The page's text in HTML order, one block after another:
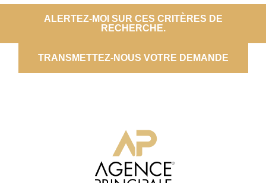
ALERTEZ-MOI SUR CES CRITÈRES DE
RECHERCHE.
TRANSMETTEZ-NOUS VOTRE DEMANDE